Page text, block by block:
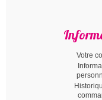
Votre